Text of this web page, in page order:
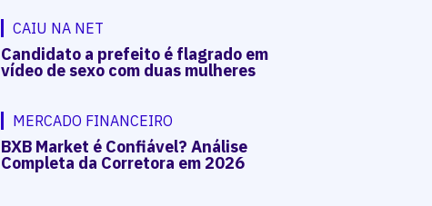
CAIU NA NET
Candidato a prefeito é flagrado em
vídeo de sexo com duas mulheres
MERCADO FINANCEIRO
BXB Market é Confiável? Análise
Completa da Corretora em 2026